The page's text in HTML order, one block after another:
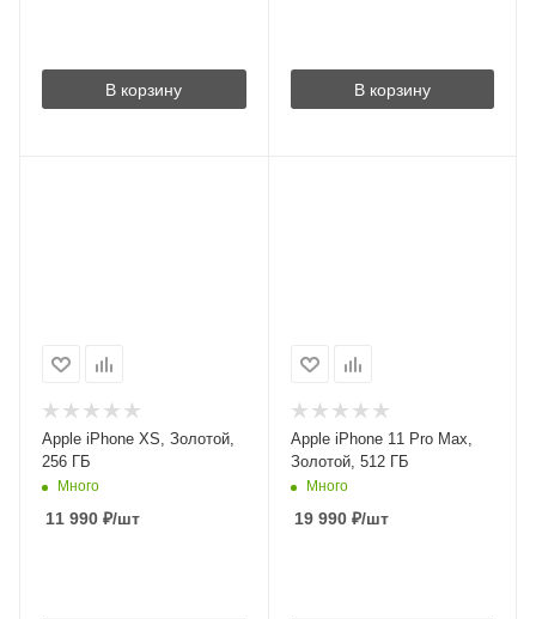
В корзину В корзину
Apple iPhone XS, Золотой,
256 ГБ
Много
11 990 ₽/шт
Apple iPhone 11 Pro Max,
Золотой, 512 ГБ
Много
19 990₽/шт